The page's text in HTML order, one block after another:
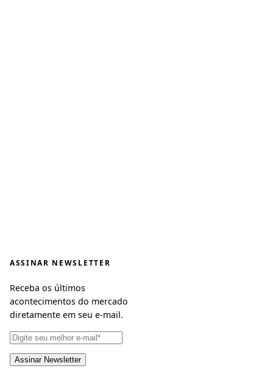
ASSINAR NEWSLETTER
Receba os últimos
acontecimentos do mercado
diretamente em seu e-mail.